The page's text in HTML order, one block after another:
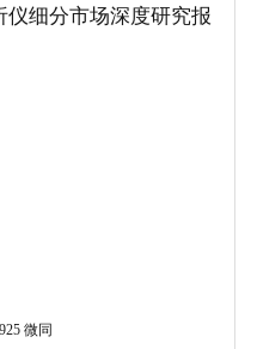
细分市场深度研究报
微同